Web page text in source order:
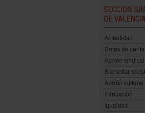
SECCIÓN
DE VALENCIA
Actualidad
Datos de
Acción sindical
Bienestar social
Acción cultural
Educación
Igualdad